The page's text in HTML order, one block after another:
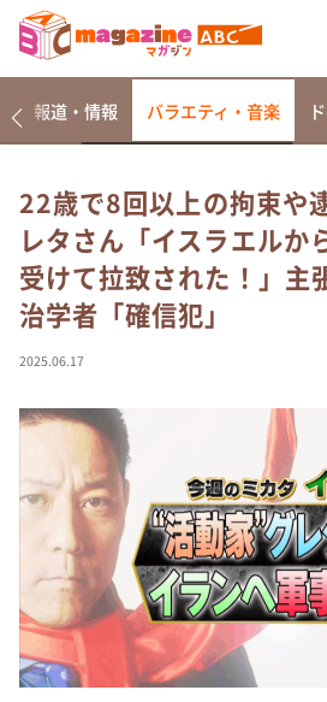
なるみ・岡村の過ぎるTV
相席食堂
これ余談なんですけど・・・
～人生密着トークバラエティ！
て真剣です
探偵！ナイトスクープ
news おかえり
河合＆A.B.C-Z塚田×福井アナ「
（news おかえり）
DAIGOも台所 ～きょうの献立 何
本日はダイアンなり！シーズン２
朝だ！生です旅サラダ
教えて！ニュースライブ 正義のミ
報道・情報 バラエティ・音楽
22歳で8回以上の拘束や
レタさん「イスラエルか
受けて拉致された！」主
治学者「確信犯」
2025.06.17